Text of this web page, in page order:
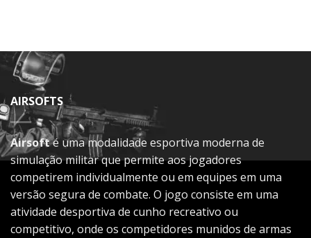
AIRSOFTS
Airsofté uma modalidade esportiva moderna de
simulação militar que permite aos jogadores
competirem individualmente ou em equipes em uma
versão segura de combate. O jogo consiste em uma
atividade desportiva de cunho recreativo ou
competitivo, onde os competidores munidos de armas